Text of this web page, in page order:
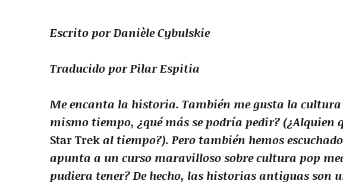
Escrito por Danièle Cybulskie
Traducido por Pilar Espitia
Me encanta la historia. También me gusta la
mismo tiempo, ¿qué más se podría pedir? (¿Alquien
Star Trekal tiempo?). Pero también hemos
apunta a un curso maravilloso sobre cultura pop
pudiera tener? De hecho, las historias antiguas son